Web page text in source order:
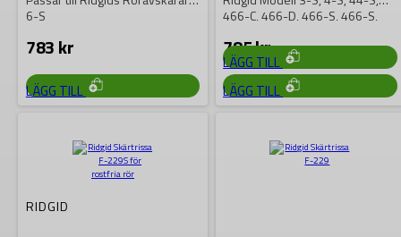
1 069kr
LÄGG TILL
6-S
783kr
LÄGG TILL
466-C, 466-D, 466-S, 466-S,
785kr
LÄGG TILL
RIDGID